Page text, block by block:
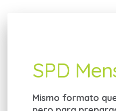
SPD
Mismo formato